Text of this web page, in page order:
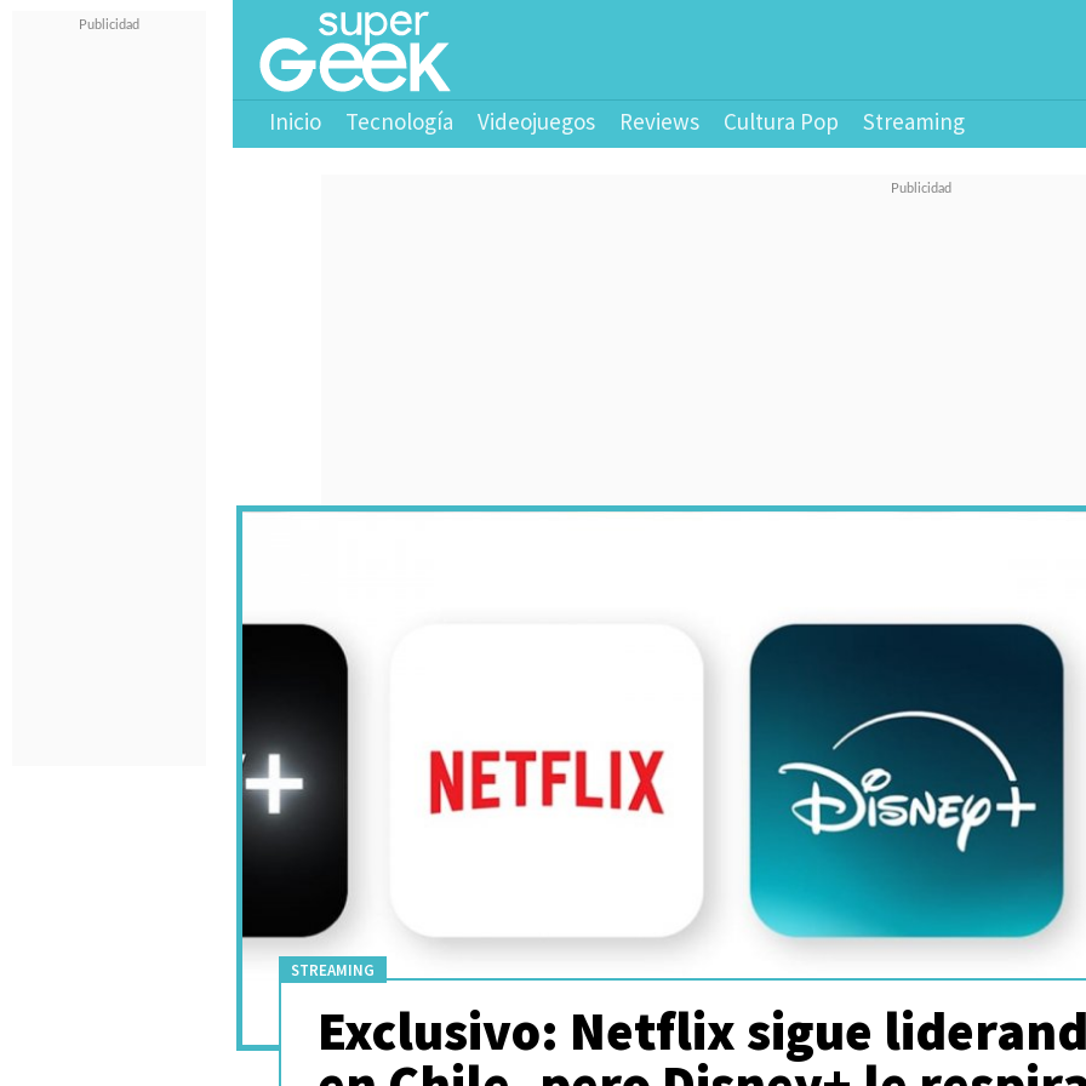
Inicio Tecnología Videojuegos Reviews Cultura Pop Streaming
STREAMING
Exclusivo: Netflix sigue